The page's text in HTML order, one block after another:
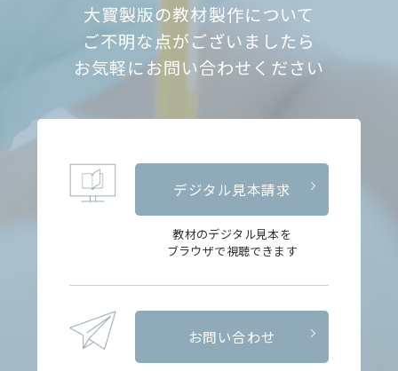
大寳製版の教材製作について
ご不明な点がございましたら
お気軽にお問い合わせください
デジタル見本請求
教材のデジタル見本を
ブラウザで視聴できます
お問い合わせ